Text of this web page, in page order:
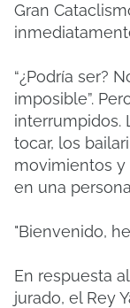
Gran
“¿Podría ser?
imposible”.
interrumpidos.
tocar, los
movimientos y
en una
"Bienvenido,
En respuesta
jurado, el Rey